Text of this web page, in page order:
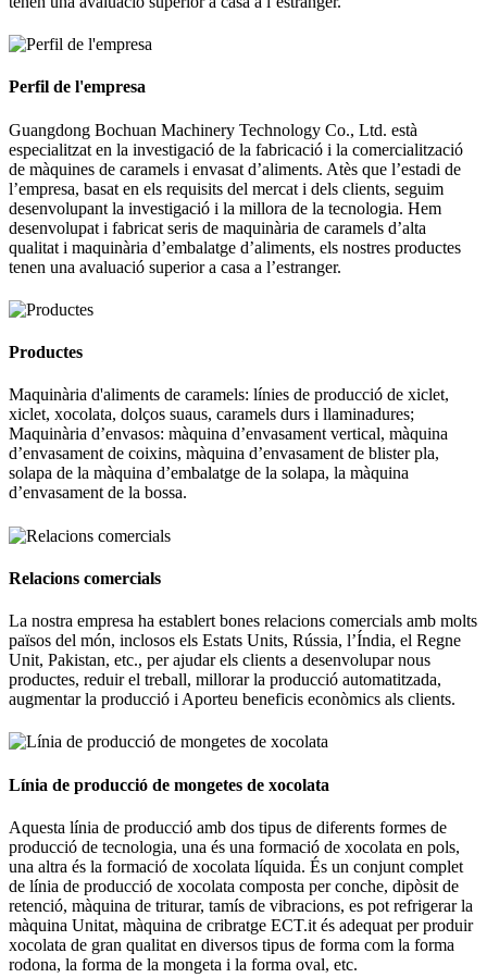
Perfil de l'empresa
Guangdong Bochuan Machinery Technology Co., Ltd. està
especialitzat en la investigació de la fabricació i la comercialització
de màquines de caramels i envasat d’aliments. Atès que l’estadi de
l’empresa, basat en els requisits del mercat i dels clients, seguim
desenvolupant la investigació i la millora de la tecnologia. Hem
desenvolupat i fabricat seris de maquinària de caramels d’alta
qualitat i maquinària d’embalatge d’aliments, els nostres productes
tenen una avaluació superior a casa a l’estranger.
Productes
Maquinària d'aliments de caramels: línies de producció de xiclet,
xiclet, xocolata, dolços suaus, caramels durs i llaminadures;
Maquinària d’envasos: màquina d’envasament vertical, màquina
d’envasament de coixins, màquina d’envasament de blister pla,
solapa de la màquina d’embalatge de la solapa, la màquina
d’envasament de la bossa.
Relacions comercials
La nostra empresa ha establert bones relacions comercials amb molts
països del món, inclosos els Estats Units, Rússia, l’Índia, el Regne
Unit, Pakistan, etc., per ajudar els clients a desenvolupar nous
productes, reduir el treball, millorar la producció automatitzada,
augmentar la producció i Aporteu beneficis econòmics als clients.
Línia de producció de mongetes de xocolata
Aquesta línia de producció amb dos tipus de diferents formes de
producció de tecnologia, una és una formació de xocolata en pols,
una altra és la formació de xocolata líquida. És un conjunt complet
de línia de producció de xocolata composta per conche, dipòsit de
retenció, màquina de triturar, tamís de vibracions, es pot refrigerar la
màquina Unitat, màquina de cribratge ECT.it és adequat per produir
xocolata de gran qualitat en diversos tipus de forma com la forma
rodona, la forma de la mongeta i la forma oval, etc.